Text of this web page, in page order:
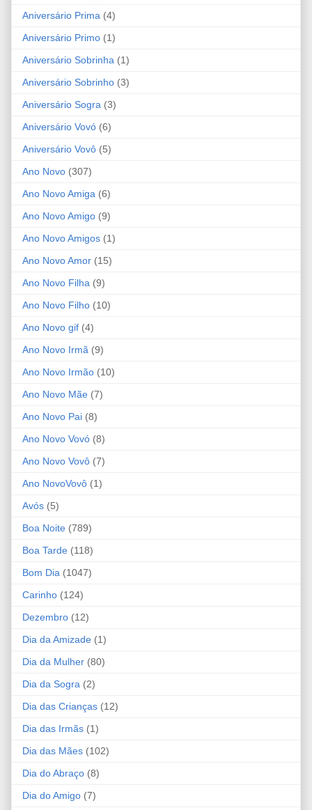
Aniversário Prima (4)
Aniversário Primo (1)
Aniversário Sobrinha (1)
Aniversário Sobrinho (3)
Aniversário Sogra (3)
Aniversário Vovó (6)
Aniversário Vovô (5)
Ano Novo (307)
Ano Novo Amiga (6)
Ano Novo Amigo (9)
Ano Novo Amigos (1)
Ano Novo Amor (15)
Ano Novo Filha (9)
Ano Novo Filho (10)
Ano Novo gif (4)
Ano Novo Irmã (9)
Ano Novo Irmão (10)
Ano Novo Mãe (7)
Ano Novo Pai (8)
Ano Novo Vovó (8)
Ano Novo Vovô (7)
Ano NovoVovô (1)
Avós (5)
Boa Noite (789)
Boa Tarde (118)
Bom Dia (1047)
Carinho (124)
Dezembro (12)
Dia da Amizade (1)
Dia da Mulher (80)
Dia da Sogra (2)
Dia das Crianças (12)
Dia das Irmãs (1)
Dia das Mães (102)
Dia do Abraço (8)
Dia do Amigo (7)